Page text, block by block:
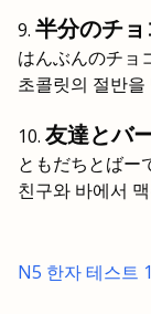
半分のチョ
はんぶんのチョ
초콜릿의 절반을
友達とバ
ともだちとばー
친구와 바에서
N5 한자 테스트